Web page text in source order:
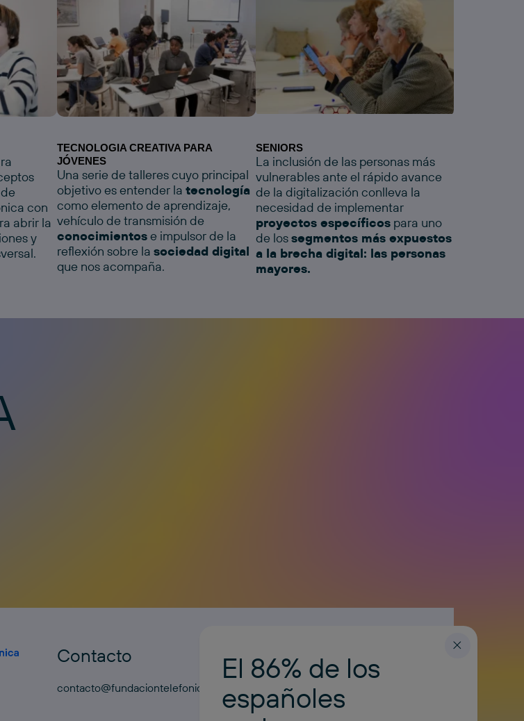
con
abrir la
y
TECNOLOGIA CREATIVA PARA
JÓVENES
Una serie de talleres cuyo principal
objetivo es entender la tecnología
como elemento de aprendizaje,
vehículo de transmisión de
conocimientose impulsor de la
reflexión sobre la sociedad digital
que nos acompaña.
SENIORS
La inclusión de las personas más
vulnerables ante el rápido avance
de la digitalización conlleva la
necesidad de implementar
proyectos específicospara uno
de lossegmentos más expuestos
a la brecha digital: las personas
mayores.
Contacto
contacto@fundaciontelefonica.com
ESPAÑOL
El 86% de los
españoles